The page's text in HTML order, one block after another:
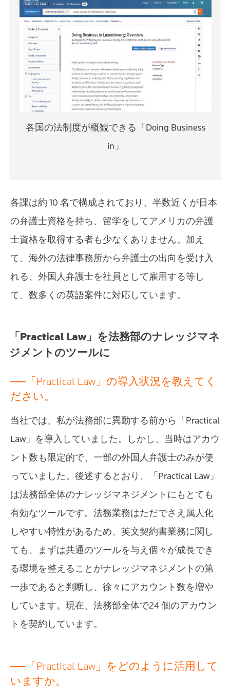
各国の法制度が概観できる「Doing Business
in」
各課は約 10 名で構成されており、半数近くが日本
の弁護士資格を持ち、留学をしてアメリカの弁護
士資格を取得する者も少なくありません。加え
て、海外の法律事務所から弁護士の出向を受け入
れる、外国人弁護士を社員として雇用する等し
て、数多くの英語案件に対応しています。
「Practical Law」を法務部のナレッジマネ
ジメントのツールに
──「Practical Law」の導入状況を教えてく
ださい。
当社では、私が法務部に異動する前から「Practical
Law」を導入していました。しかし、当時はアカウ
ント数も限定的で、一部の外国人弁護士のみが使
っていました。後述するとおり、「Practical Law」
は法務部全体のナレッジマネジメントにもとても
有効なツールです。法務業務はただでさえ属人化
しやすい特性があるため、英文契約書業務に関し
ても、まずは共通のツールを与え個々が成長でき
る環境を整えることがナレッジマネジメントの第
一歩であると判断し、徐々にアカウント数を増や
しています。現在、法務部全体で24 個のアカウン
トを契約しています。
──「Practical Law」をどのように活用して
いますか。